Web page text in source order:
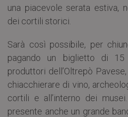
una piacevole serata estiva,
dei cortili storici.
Sarà così possibile, per
pagando un biglietto di
produttori dell’Oltrepò
chiacchierare di vino,
cortili e all’interno dei
presente anche un grande